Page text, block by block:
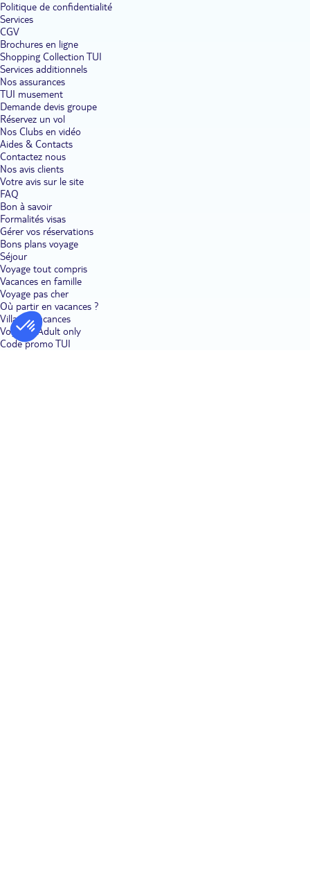
Politique de confidentialité
Services
CGV
Brochures en ligne
Shopping Collection TUI
Services additionnels
Nos assurances
TUI musement
Demande devis groupe
Réservez un vol
Nos Clubs en vidéo
Aides & Contacts
Contactez nous
Nos avis clients
Votre avis sur le site
FAQ
Bon à savoir
Formalités visas
Gérer vos réservations
Bons plans voyage
Séjour
Voyage tout compris
Vacances en famille
Voyage pas cher
Où partir en vacances ?
Villages vacances
Voyages Adult only
Code promo TUI